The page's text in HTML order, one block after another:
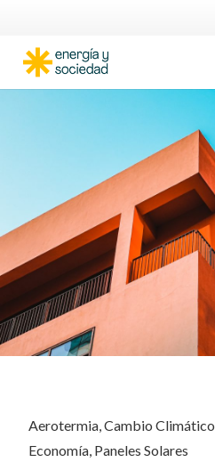
Aerotermia,Cambio Climático
Economía, Paneles Solares